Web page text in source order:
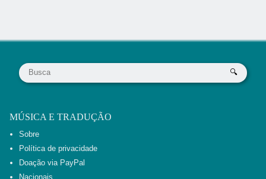
MÚSICA E TRADUÇÃO
Sobre
Política de privacidade
Doação via PayPal
Nacionais